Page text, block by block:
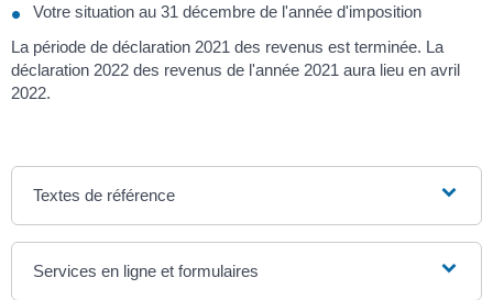
Votre situation au 31 décembre de l'année d'imposition
La période de déclaration 2021 des revenus est terminée. La
déclaration 2022 des revenus de l'année 2021 aura lieu en avril
2022.
Textes de référence
Services en ligne et formulaires